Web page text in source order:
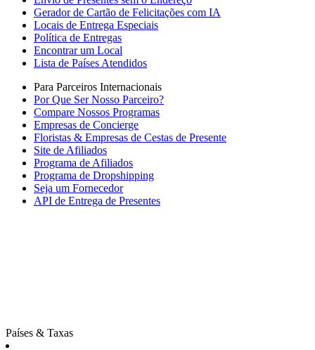
Gerador de Cartão de Felicitações com IA
Locais de Entrega Especiais
Política de Entregas
Encontrar um Local
Lista de Países Atendidos
Para Parceiros Internacionais
Por Que Ser Nosso Parceiro?
Compare Nossos Programas
Empresas de Concierge
Floristas & Empresas de Cestas de Presente
Site de Afiliados
Programa de Afiliados
Programa de Dropshipping
Seja um Fornecedor
API de Entrega de Presentes
Países & Taxas